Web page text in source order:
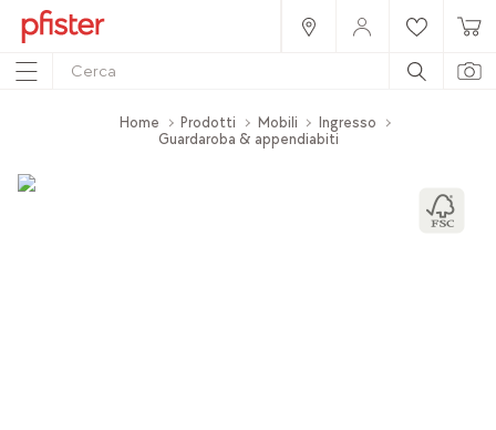
Home Prodotti Mobili
Ingresso
Guardaroba & appendiabiti